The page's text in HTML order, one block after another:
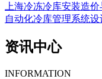
上海冷冻冷库安装造
自动化冷库管理系统设
资讯中心
INFORMATION